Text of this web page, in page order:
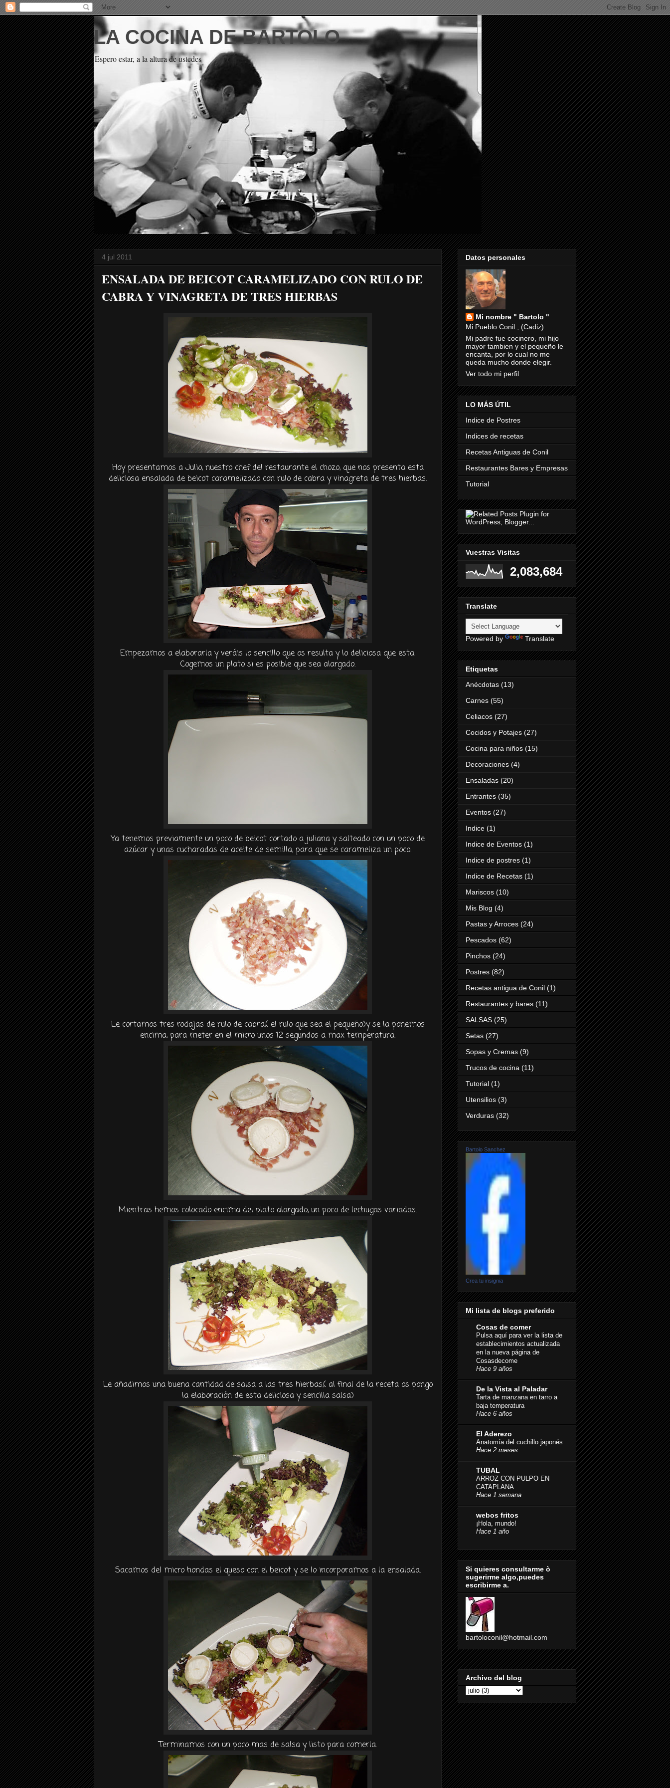
LA COCINA DE BARTOLO
Espero estar, a la altura de ustedes
4 jul 2011
ENSALADA DE BEICOT CARAMELIZADO CON RULO DE
CABRA Y VINAGRETA DE TRES HIERBAS
Hoy presentamos a Julio, nuestro chef del restaurante el chozo, que nos presenta esta
deliciosa ensalada de beicot caramelizado con rulo de cabra y vinagreta de tres hierbas.
Empezamos a elaborarla y veráis lo sencillo que os resulta y lo deliciosa que esta.
Cogemos un plato si es posible que sea alargado.
Ya tenemos previamente un poco de beicot cortado a juliana y salteado con un poco de
azúcar y unas cucharadas de aceite de semilla, para que se carameliza un poco.
Le cortamos tres rodajas de rulo de cabra,( el rulo que sea el pequeño)y se la ponemos
encima, para meter en el micro unos 12 segundos a max temperatura.
Mientras hemos colocado encima del plato alargado, un poco de lechugas variadas.
Le añadimos una buena cantidad de salsa a las tres hierbas,( al final de la receta os pongo
la elaboración de esta deliciosa y sencilla salsa)
Sacamos del micro hondas el queso con el beicot y se lo incorporamos a la ensalada.
Terminamos con un poco mas de salsa y listo para comerla.
Datos personales
Mi nombre " Bartolo "
Mi Pueblo Conil., (Cadiz)
Mi padre fue cocinero, mi hijo
mayor tambien y el pequeño le
encanta, por lo cual no me
queda mucho donde elegir.
Ver todo mi perfil
LO MÁS ÚTIL
Indice de Postres
Indices de recetas
Recetas Antiguas de Conil
Restaurantes Bares y Empresas
Tutorial
Vuestras Visitas
2,083,684
Translate
Powered by Translate
Etiquetas
Anécdotas (13)
Carnes (55)
Celiacos (27)
Cocidos y Potajes (27)
Cocina para niños (15)
Decoraciones (4)
Ensaladas (20)
Entrantes (35)
Eventos (27)
Indice (1)
Indice de Eventos (1)
Indice de postres (1)
Indice de Recetas (1)
Mariscos (10)
Mis Blog (4)
Pastas y Arroces (24)
Pescados (62)
Pinchos (24)
Postres (82)
Recetas antigua de Conil (1)
Restaurantes y bares (11)
SALSAS (25)
Setas (27)
Sopas y Cremas (9)
Trucos de cocina (11)
Tutorial (1)
Utensilios (3)
Verduras (32)
Bartolo Sanchez
Crea tu insignia
Mi lista de blogs preferido
Cosas de comer
Pulsa aquí para ver la lista de
establecimientos actualizada
en la nueva página de
Cosasdecome
Hace 9 años
De la Vista al Paladar
Tarta de manzana en tarro a
baja temperatura
Hace 6 años
El Aderezo
Anatomía del cuchillo japonés
Hace 2 meses
TUBAL
ARROZ CON PULPO EN
CATAPLANA
Hace 1 semana
webos fritos
¡Hola, mundo!
Hace 1 año
Si quieres consultarme ò
sugerirme algo,puedes
escribirme a.
bartoloconil@hotmail.com
Archivo del blog